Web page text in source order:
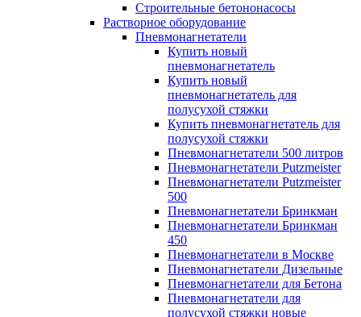
Строительные бетононасосы
Растворное оборудование
Пневмонагнетатели
Купить новый
пневмонагнетатель
Купить новый
пневмонагнетатель для
полусухой стяжки
Купить пневмонагнетатель для
полусухой стяжки
Пневмонагнетатели 500 литров
Пневмонагнетатели Putzmeister
Пневмонагнетатели Putzmeister
500
Пневмонагнетатели Бринкман
Пневмонагнетатели Бринкман
450
Пневмонагнетатели в Москве
Пневмонагнетатели Дизельные
Пневмонагнетатели для Бетона
Пневмонагнетатели для
полусухой стяжки новые